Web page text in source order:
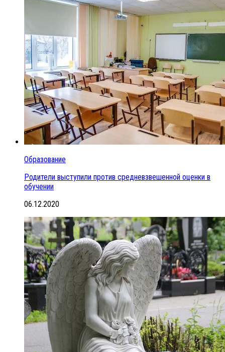
Образование
Родители выступили против средневзвешенной оценки в
обучении
06.12.2020